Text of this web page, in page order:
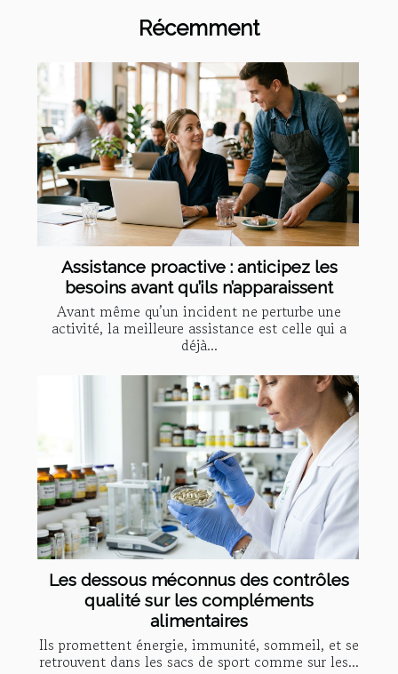
Récemment
Assistance proactive : anticipez les
besoins avant qu’ils n’apparaissent
Avant même qu’un incident ne perturbe une
activité, la meilleure assistance est celle qui a
déjà...
Les dessous méconnus des contrôles
qualité sur les compléments
alimentaires
Ils promettent énergie, immunité, sommeil, et se
retrouvent dans les sacs de sport comme sur les...